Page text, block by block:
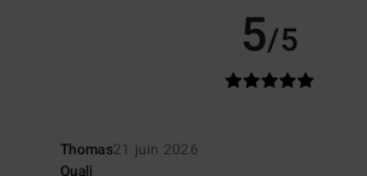
5/5
Thomas21 juin 2026
Quali